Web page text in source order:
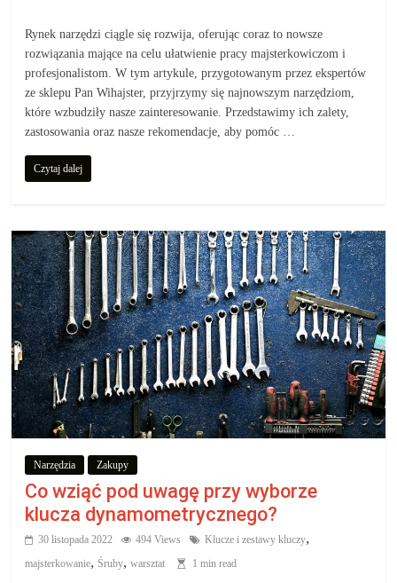
Rynek narzędzi ciągle się rozwija, oferując coraz to nowsze
rozwiązania mające na celu ułatwienie pracy majsterkowiczom i
profesjonalistom. W tym artykule, przygotowanym przez ekspertów
ze sklepu Pan Wihajster, przyjrzymy się najnowszym narzędziom,
które wzbudziły nasze zainteresowanie. Przedstawimy ich zalety,
zastosowania oraz nasze rekomendacje, aby pomóc …
Czytaj dalej
Narzędzia Zakupy
Co wziąć pod uwagę przy wyborze
klucza dynamometrycznego?
30 listopada 2022 494 Views Klucze i zestawy kluczy,
majsterkowanie, Śruby,warsztat 1 min read